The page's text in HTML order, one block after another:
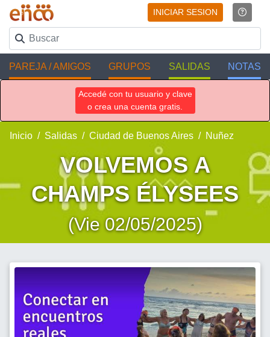
INICIAR SESION
PAREJA / AMIGOS GRUPOS SALIDAS NOTAS
Accedé con tu usuario y clave
o crea una cuenta gratis.
Inicio Salidas Ciudad de Buenos Aires Nuñez
VOLVEMOS A
CHAMPS ÉLYSEES
(Vie 02/05/2025)